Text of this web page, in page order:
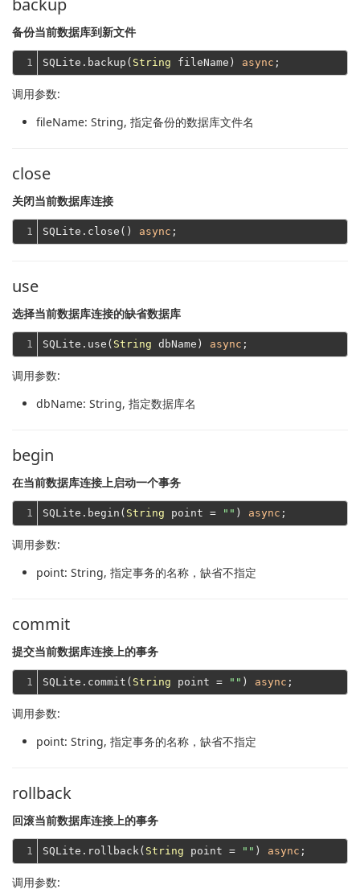
backup
备份当前数据库到新文件
1 SQLite.backup( String fileName) async
调用参数:
fileName: String, 指定备份的数据库文件名
close
关闭当前数据库连接
1 SQLite.close() async
use
选择当前数据库连接的缺省数据库
1 SQLite.use( String dbName) async
调用参数:
dbName: String, 指定数据库名
begin
在当前数据库连接上启动一个事务
1 SQLite.begin( String point = "" ) async
调用参数:
point: String, 指定事务的名称，缺省不指定
commit
提交当前数据库连接上的事务
1 SQLite.commit( String point = "" ) async
调用参数:
point: String, 指定事务的名称，缺省不指定
rollback
回滚当前数据库连接上的事务
1 SQLite.rollback( String point = "" ) async
调用参数: